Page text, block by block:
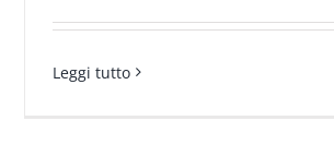
Leggi tutto